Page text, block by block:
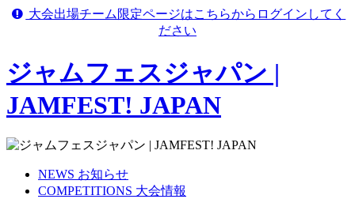
大会出場チーム限定ページはこちらからログインしてく
ださい
ジャムフェスジャパン |
JAMFEST! JAPAN
NEWS お知らせ
COMPETITIONS 大会情報